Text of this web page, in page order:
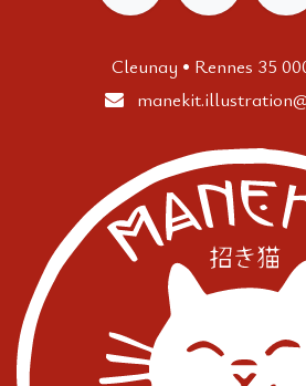
Cleunay • Rennes 35
manekit.illustration